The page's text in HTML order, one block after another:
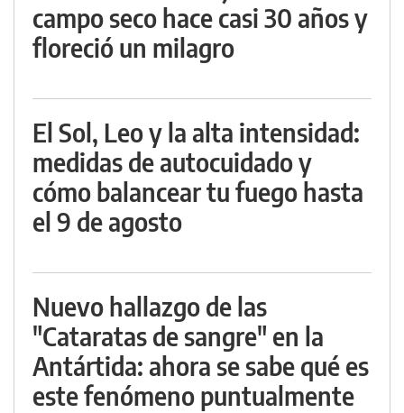
campo seco hace casi 30 años y
floreció un milagro
El Sol, Leo y la alta intensidad:
medidas de autocuidado y
cómo balancear tu fuego hasta
el 9 de agosto
Nuevo hallazgo de las
"Cataratas de sangre" en la
Antártida: ahora se sabe qué es
este fenómeno puntualmente